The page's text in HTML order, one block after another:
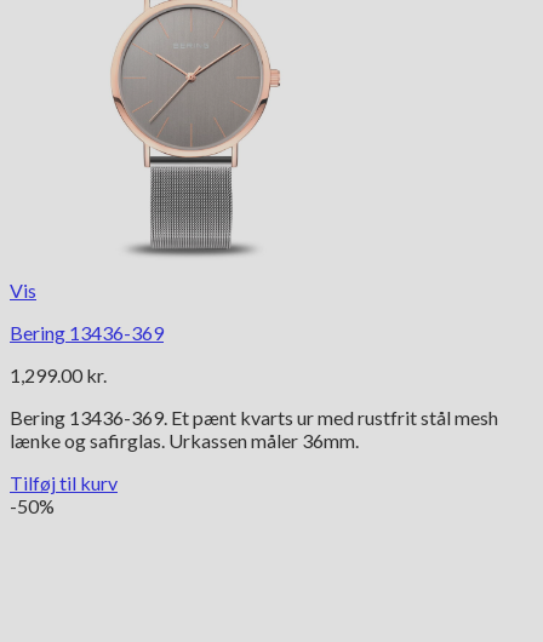
Vis
Bering 13436-369
1,299.00 kr.
Bering 13436-369. Et pænt kvarts ur med rustfrit stål mesh
lænke og safirglas. Urkassen måler 36mm.
Tilføj til kurv
-50%